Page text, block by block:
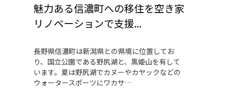
魅力ある信濃町への移住を空き家
リノベーションで支援...
長野県信濃町は新潟県との県境に位置してお
り、国立公園である野尻湖と、黒姫山を有して
います。夏は野尻湖でカヌーやカヤックなどの
ウォータースポーツにワカサ…